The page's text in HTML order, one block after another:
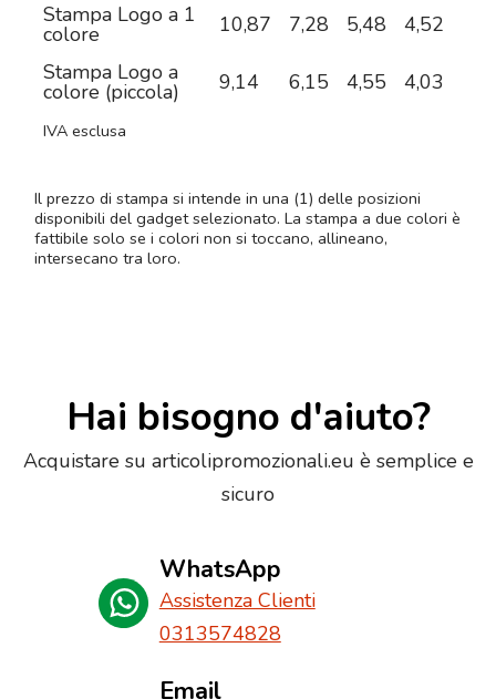
Stampa Logo a 1
colore 10,87 7,28 5,48 4,52
Stampa Logo a
colore (piccola) 9,14 6,15 4,55 4,03
IVA esclusa
Il prezzo di stampa si intende in una (1) delle posizioni
disponibili del gadget selezionato. La stampa a due colori è
fattibile solo se i colori non si toccano, allineano,
intersecano tra loro.
Hai bisogno d'aiuto?
Acquistare su articolipromozionali.eu è semplice e
sicuro
WhatsApp
Assistenza Clienti
0313574828
Email